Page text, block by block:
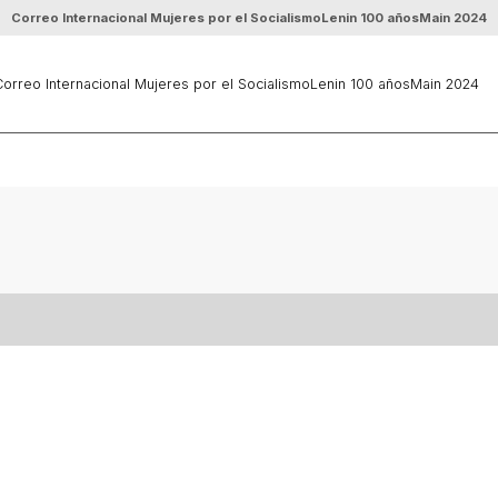
Correo Internacional Mujeres por el SocialismoLenin 100 añosMain 2024
Internacional Mujeres por el SocialismoLenin 100 añosMain 2024